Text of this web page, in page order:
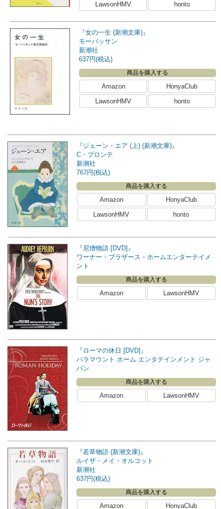
LawsonHMV
honto
『女の一生 (新潮文庫)』
モーパッサン
新潮社
637円(税込)
商品を購入する
Amazon
HonyaClub
LawsonHMV
honto
『ジェーン・エア (上) (新潮文庫)』
C・ブロンテ
新潮社
767円(税込)
商品を購入する
Amazon
HonyaClub
LawsonHMV
honto
『尼僧物語 [DVD]』
ワーナー・ブラザース・ホームエンターテイメ
ント
商品を購入する
Amazon LawsonHMV
『ローマの休日 [DVD]』
パラマウント ホーム エンタテインメント ジャ
パン
商品を購入する
Amazon LawsonHMV
『若草物語 (新潮文庫)』
ルイザ・メイ・オルコット
新潮社
637円(税込)
商品を購入する
Amazon HonyaClub